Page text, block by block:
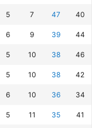
5 7 47 40
6 9 39 44
5 10 38 46
5 10 38 42
6 10 36 34
5 11 35 41